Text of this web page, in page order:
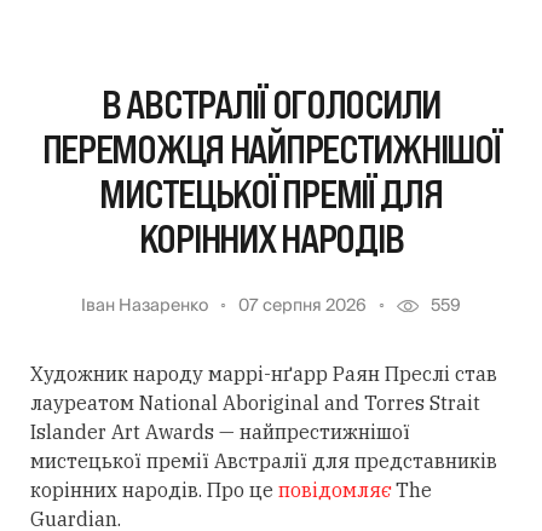
В АВСТРАЛІЇ ОГОЛОСИЛИ
ПЕРЕМОЖЦЯ НАЙПРЕСТИЖНІШОЇ
МИСТЕЦЬКОЇ ПРЕМІЇ ДЛЯ
КОРІННИХ НАРОДІВ
Іван Назаренко 07 серпня 2026 559
Художник народу маррі-нґарр Раян Преслі став
лауреатом National Aboriginal and Torres Strait
Islander Art Awards — найпрестижнішої
мистецької премії Австралії для представників
корінних народів. Про це повідомляєThe
Guardian.